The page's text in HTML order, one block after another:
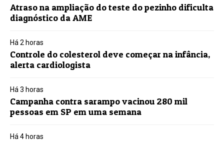
Atraso na ampliação do teste do pezinho dificulta
diagnóstico da AME
Há 2 horas
Controle do colesterol deve começar na infância,
alerta cardiologista
Há 3 horas
Campanha contra sarampo vacinou 280 mil
pessoas em SP em uma semana
Há 4 horas